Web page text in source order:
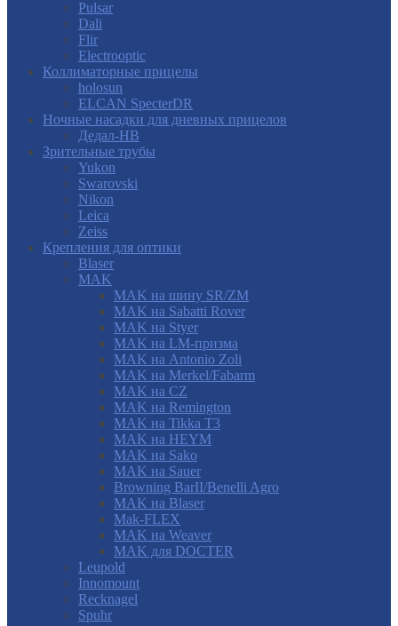
Pulsar
Dali
Flir
Electrooptic
Коллиматорные прицелы
holosun
ELCAN SpecterDR
Ночные насадки для дневных прицелов
Дедал-НВ
Зрительные трубы
Yukon
Swarovski
Nikon
Leica
Zeiss
Крепления для оптики
Blaser
MAK
MAK на шину SR/ZM
MAK на Sabatti Rover
MAK на Styer
MAK на LM-призма
MAK на Antonio Zoli
MAK на Merkel/Fabarm
MAK на CZ
MAK на Remington
MAK на Tikka T3
MAK на HEYM
MAK на Sako
MAK на Sauer
Browning BarII/Benelli Agro
MAK на Blaser
Mak-FLEX
MAK на Weaver
MAK для DOCTER
Leupold
Innomount
Recknagel
Spuhr